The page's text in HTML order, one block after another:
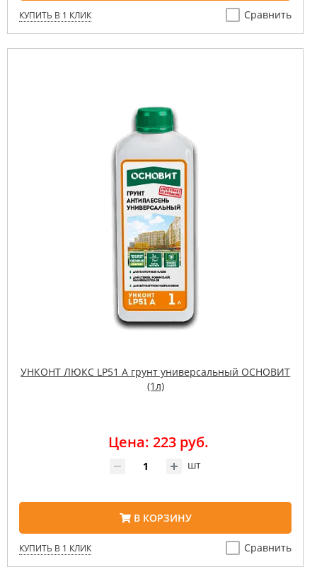
КУПИТЬ В 1 КЛИК Сравнить
УНКОНТ ЛЮКС LP51 A грунт универсальный ОСНОВИТ
(1л)
Цена: 223 руб.
шт
В КОРЗИНУ
КУПИТЬ В 1 КЛИК Сравнить